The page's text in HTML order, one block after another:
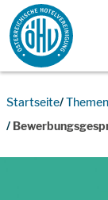
Zum Inhalt
Startseite Themen